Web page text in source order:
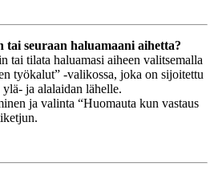
seuraan haluamaani aihetta?
tai tilata haluamasi aiheen valitsemalla
työkalut” -valikossa, joka on sijoitettu
ja alalaidan lähelle.
ja valinta “Huomauta kun vastaus